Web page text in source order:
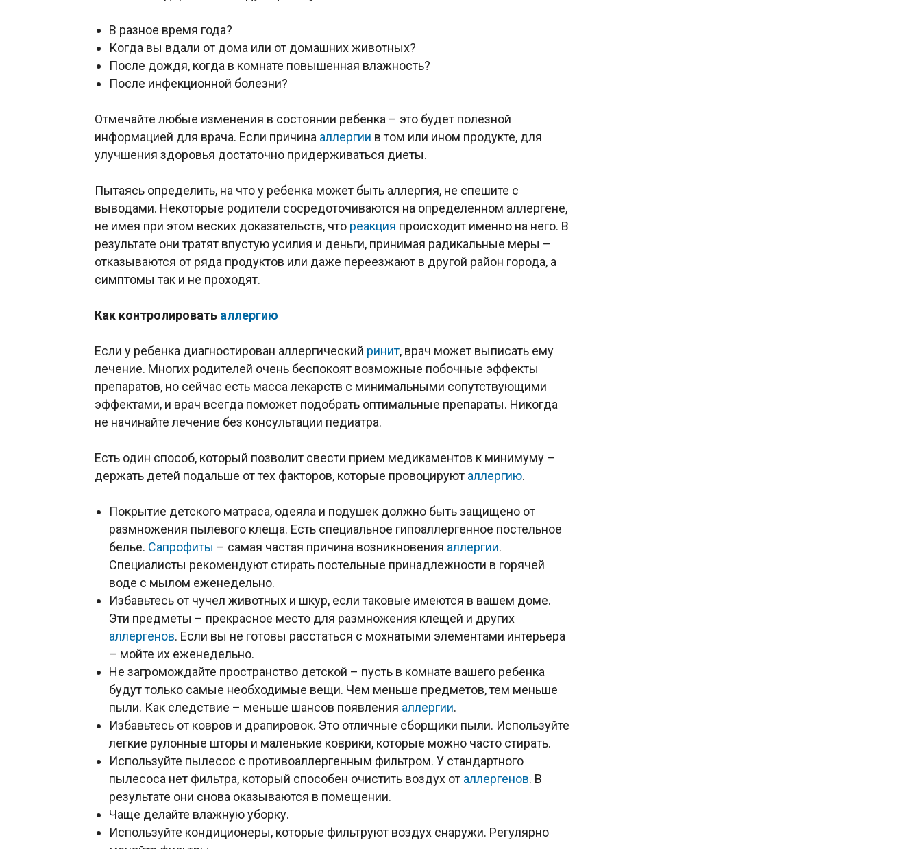
В разное время года?
Когда вы вдали от дома или от домашних животных?
После дождя, когда в комнате повышенная влажность?
После инфекционной болезни?
Отмечайте любые изменения в состоянии ребенка – это будет полезной
информацией для врача. Если причина аллергии в том или ином продукте, для
улучшения здоровья достаточно придерживаться диеты.
Пытаясь определить, на что у ребенка может быть аллергия, не спешите с
выводами. Некоторые родители сосредоточиваются на определенном аллергене,
не имея при этом веских доказательств, что реакция происходит именно на него. В
результате они тратят впустую усилия и деньги, принимая радикальные меры –
отказываются от ряда продуктов или даже переезжают в другой район города, а
симптомы так и не проходят.
Как контролировать аллергию
Если у ребенка диагностирован аллергический ринит, врач может выписать ему
лечение. Многих родителей очень беспокоят возможные побочные эффекты
препаратов, но сейчас есть масса лекарств с минимальными сопутствующими
эффектами, и врач всегда поможет подобрать оптимальные препараты. Никогда
не начинайте лечение без консультации педиатра.
Есть один способ, который позволит свести прием медикаментов к минимуму –
держать детей подальше от тех факторов, которые провоцируют аллергию.
Покрытие детского матраса, одеяла и подушек должно быть защищено от
размножения пылевого клеща. Есть специальное гипоаллергенное постельное
белье. Сапрофиты – самая частая причина возникновения аллергии.
Специалисты рекомендуют стирать постельные принадлежности в горячей
воде с мылом еженедельно.
Избавьтесь от чучел животных и шкур, если таковые имеются в вашем доме.
Эти предметы – прекрасное место для размножения клещей и других
аллергенов. Если вы не готовы расстаться с мохнатыми элементами интерьера
– мойте их еженедельно.
Не загромождайте пространство детской – пусть в комнате вашего ребенка
будут только самые необходимые вещи. Чем меньше предметов, тем меньше
пыли. Как следствие – меньше шансов появления аллергии.
Избавьтесь от ковров и драпировок. Это отличные сборщики пыли. Используйте
легкие рулонные шторы и маленькие коврики, которые можно часто стирать.
Используйте пылесос с противоаллергенным фильтром. У стандартного
пылесоса нет фильтра, который способен очистить воздух от аллергенов. В
результате они снова оказываются в помещении.
Чаще делайте влажную уборку.
Используйте кондиционеры, которые фильтруют воздух снаружи. Регулярно